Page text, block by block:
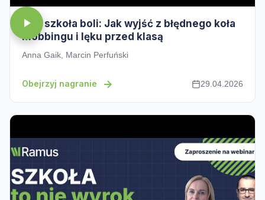
Gdy szkoła boli: Jak wyjść z błędnego koła
mobbingu i lęku przed klasą
Anna Gaik, Marcin Perfuński
Obejrzyj nagranie 29.04.2026